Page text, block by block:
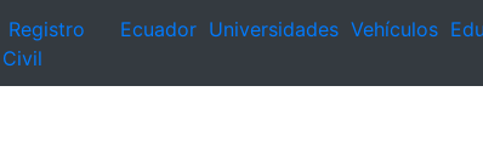
Registro
Civil
Ecuador Universidades Vehículos